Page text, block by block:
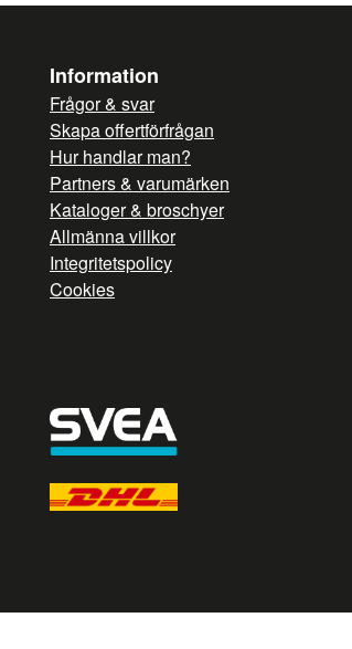
Information
Frågor & svar
Skapa offertförfrågan
Hur handlar man?
Partners & varumärken
Kataloger & broschyer
Allmänna villkor
Integritetspolicy
Cookies